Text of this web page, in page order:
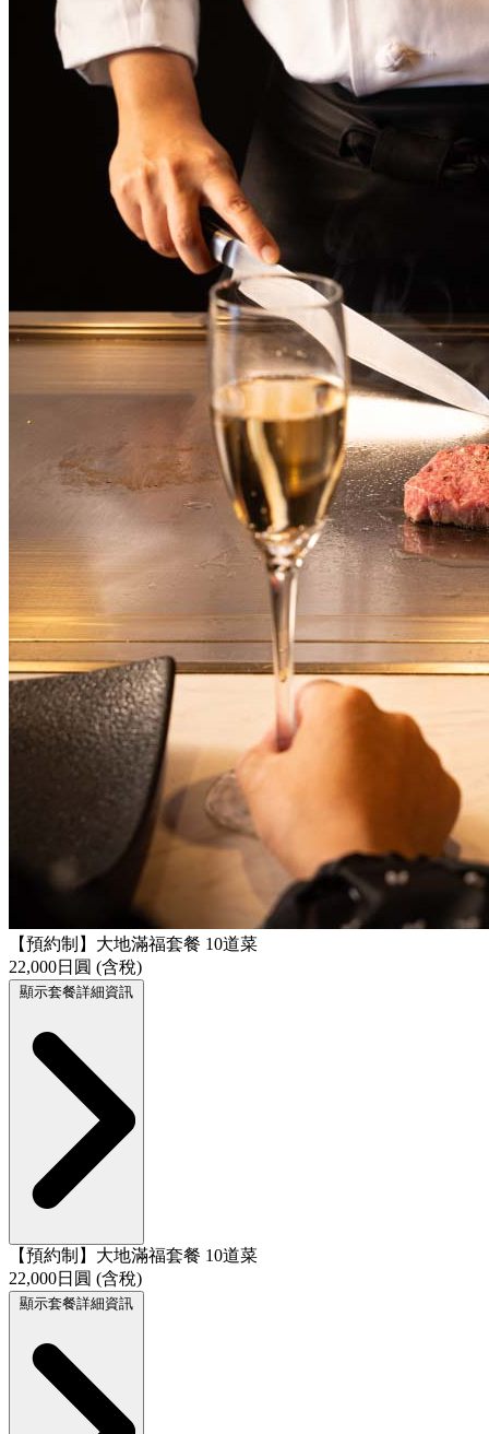
【預約制】大地滿福套餐 10道菜
22,000日圓 (含稅)
【預約制】大地滿福套餐 10道菜
22,000日圓 (含稅)